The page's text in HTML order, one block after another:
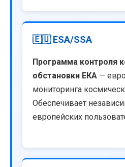
🇪🇺 ESA/SSA
Программа контроля
обстановки ЕКА —
мониторинга
Обеспечивает
европейских